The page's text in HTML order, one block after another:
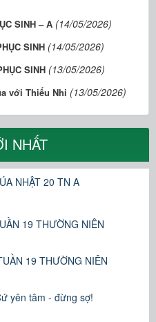
SINH – A (14/05/2026)
SINH (14/05/2026)
SINH (13/05/2026)
với Thiếu Nhi (13/05/2026)
NHẤT
NHẬT 20 TN A
19 THƯỜNG NIÊN
19 THƯỜNG NIÊN
yên tâm - đừng sợ!